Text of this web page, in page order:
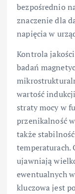
bezpośrednio
znaczenie dla
napięcia w
Kontrola
badań
wartość
straty mocy w
przenikalność
także
temperaturach.
ujawniają
ewentualnych
kluczowa jest